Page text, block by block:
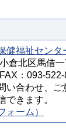
健福祉センタ
倉北区馬借
：093-522-
い合わせ、ご
できます。
ォーム）